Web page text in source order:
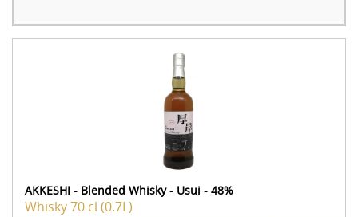
AKKESHI - Blended Whisky - Usui - 48%
Whisky70 cl (0.7L)